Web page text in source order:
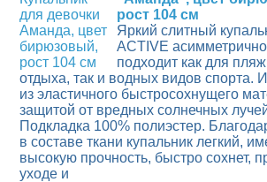
рост 104 см
Яркий слитный
ACTIVE
подходит как для
отдыха, так и водных видов спорта.
из эластичного быстросохнущего
защитой от вредных солнечных
Подкладка 100% полиэстер.
в составе ткани купальник легкий,
высокую прочность, быстро сохнет,
уходе и